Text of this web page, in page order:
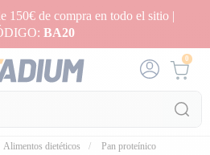
150€ de compra en todo el sitio |
BA20
0
Alimentos dietéticos Pan proteínico